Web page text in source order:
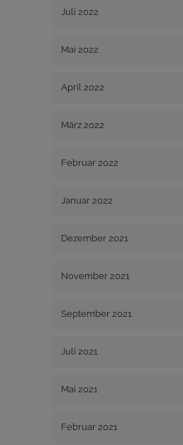
Juli 2022
Mai 2022
April 2022
März 2022
Februar 2022
Januar 2022
Dezember 2021
November 2021
September 2021
Juli 2021
Mai 2021
Februar 2021